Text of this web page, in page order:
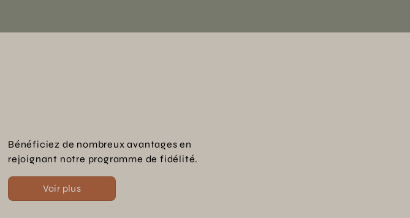
Bénéficiez de nombreux avantages en
rejoignant notre programme de fidélité.
Voir plus